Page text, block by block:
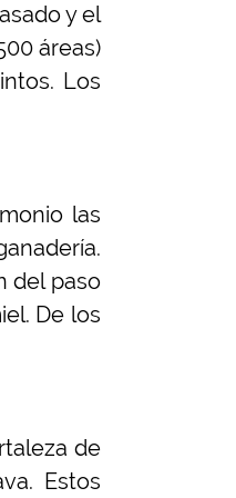
y el
áreas)
Los
las
del paso
De los
de
Estos